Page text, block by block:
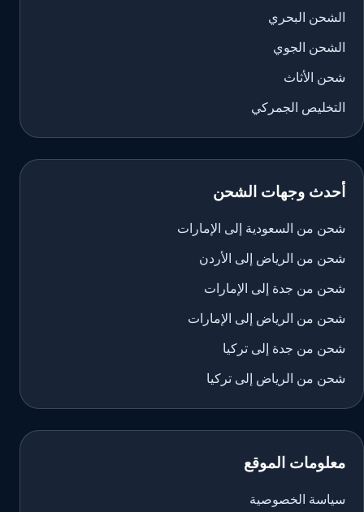
الشحن البحري
الشحن الجوي
شحن الأثاث
التخليص الجمركي
أحدث وجهات الشحن
شحن من السعودية إلى الإمارات
شحن من الرياض إلى الأردن
شحن من جدة إلى الإمارات
شحن من الرياض إلى الإمارات
شحن من جدة إلى تركيا
شحن من الرياض إلى تركيا
معلومات الموقع
سياسة الخصوصية